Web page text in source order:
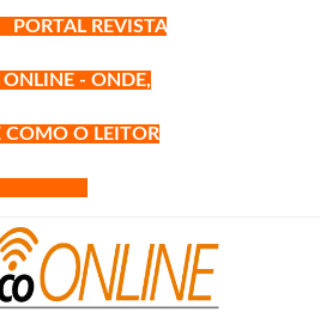
PORTAL REVISTA
- ONDE,
COMO O LEITOR